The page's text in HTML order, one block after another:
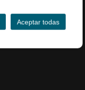
Aceptar todas